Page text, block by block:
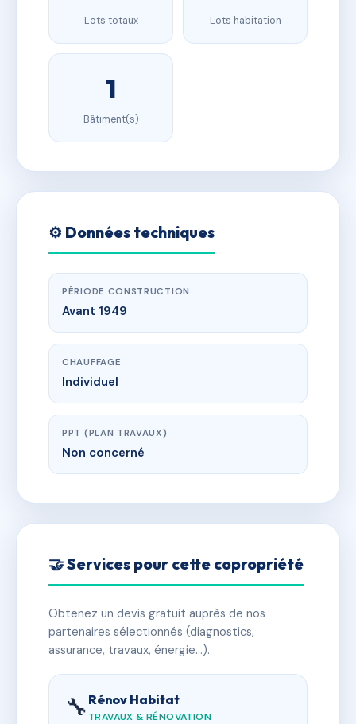
Lots totaux Lots habitation
1
Bâtiment(s)
⚙️ Données techniques
PÉRIODE CONSTRUCTION
Avant 1949
CHAUFFAGE
Individuel
PPT (PLAN TRAVAUX)
Non concerné
🤝 Services pour cette copropriété
Obtenez un devis gratuit auprès de nos
partenaires sélectionnés (diagnostics,
assurance, travaux, énergie…).
🔧 Rénov Habitat
TRAVAUX & RÉNOVATION